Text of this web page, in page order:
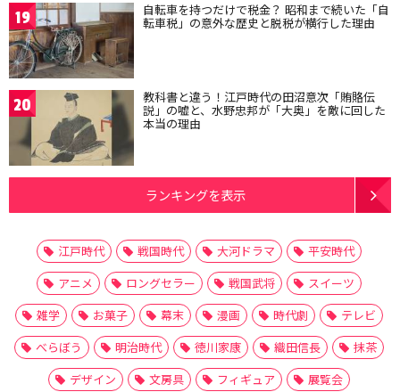
19 自転車を持つだけで税金？ 昭和まで続いた「自
転車税」の意外な歴史と脱税が横行した理由
20 教科書と違う！江戸時代の田沼意次「賄賂伝
説」の嘘と、水野忠邦が「大奥」を敵に回した
本当の理由
ランキングを表示
江戸時代 戦国時代 大河ドラマ
平安時代
アニメ
ロングセラー 戦国武将
スイーツ
雑学
お菓子 幕末 漫画 時代劇
テレビ
べらぼう
明治時代 徳川家康 織田信長
抹茶
デザイン
文房具 フィギュア
展覧会